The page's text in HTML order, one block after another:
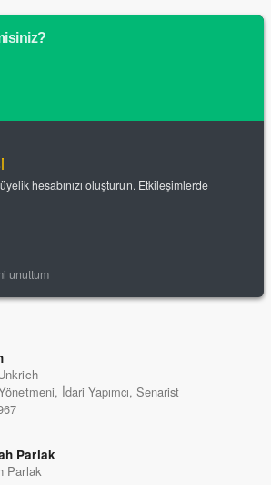
hesabınızı oluşturun. Etkileşimlerde
unuttum
İdari Yapımcı, Senarist
Parlak
Parlak